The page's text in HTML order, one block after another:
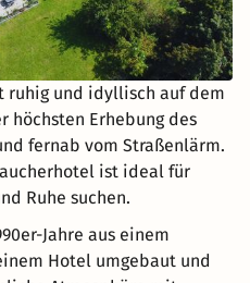
ruhig und idyllisch auf dem
höchsten Erhebung des
fernab vom Straßenlärm.
ist ideal für
Ruhe suchen.
Jahre aus einem
Hotel umgebaut und